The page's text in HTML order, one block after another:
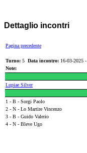
Dettaglio incontri
Pagina precedente
Turno: 5 Data incontro: 16-03-2025 -
Note:
Lupiae Silver
1 - B - Sorgi Paolo
2 - N - Lo Martire Vincenzo
3 - B - Guido Valerio
4 - N - Bleve Ugo